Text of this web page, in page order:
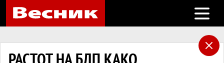
Open